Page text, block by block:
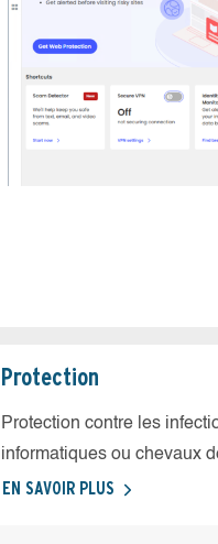
Protection
Protection contre les
informatiques ou chevaux
EN SAVOIR PLUS